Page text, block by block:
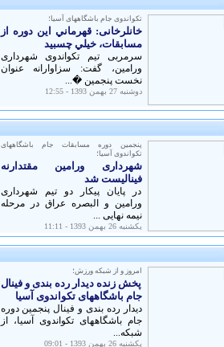
تکواندوی جام باشگاههای آسیا؛
خانلرخانی: قهرماني اين دوره از
مسابقات، خيلي چسبيد
سرمربی تیم تکواندوی شهرداری
ورامین، گفت: سزاوارانه عنوان
نخست پنجمین �...
دوشنبه 27 بهمن 1393 - 12:55
پنجمین دوره مسابقات جام باشگاههای
تکواندوی آسیا؛
شهرداری ورامین مقتدارنه
فینالیست شد
در پایان پیکار دو تیم شهرداری
ورامین و البصره عراق در مرحله
نیمه نهایی ...
يكشنبه 26 بهمن 1393 - 11:11
امروز و از شبكه ورزش؛
پخش زنده دیدار رده بندی و فینال
جام باشگاههای تکواندوی آسیا
دیدار رده بندی و فینال پنجمین دوره
جام باشگاههای تکواندوی آسیا، از
شبکه...
يكشنبه 26 بهمن 1393 - 09:01